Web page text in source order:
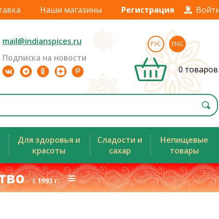
Наши магазины Регистрация
mail@indianspices.ru
Подписка на новости
РУС ENG
0 товаров
Для здоровья и
красоты
Сладости и
сахар
Непищевые
товары
с 1993 г.≡